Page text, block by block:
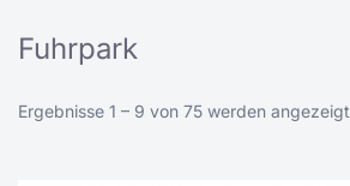
Fuhrpark
Ergebnisse 1 – 9 von 75 werden angezeigt